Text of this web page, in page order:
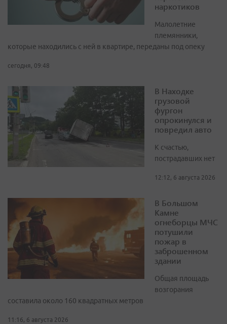
наркотиков
Малолетние
племянники,
которые находились с ней в квартире, переданы под опеку
сегодня, 09:48
В Находке
грузовой
фургон
опрокинулся и
повредил авто
К счастью,
пострадавших нет
12:12, 6 августа 2026
В Большом
Камне
огнеборцы МЧС
потушили
пожар в
заброшенном
здании
Общая площадь
возгорания
составила около 160 квадратных метров
11:16, 6 августа 2026